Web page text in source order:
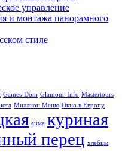
управление
и монтажа панорамного
стиле
Games-Dom Glamour-Info Mastertours
Миллион Меню Окно в Европу
ачма куриная
перец хлебцы